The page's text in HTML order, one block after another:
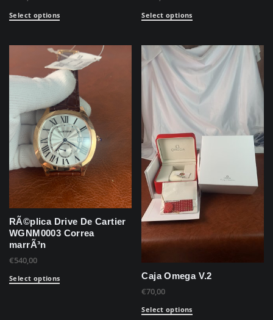
Select options Select options
RÃ©plica Drive De Cartier
WGNM0003 Correa
marrÃ³n
€540,00
Select options Caja Omega V.2
€70,00
Select options